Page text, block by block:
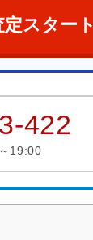
スタート
422
19:00